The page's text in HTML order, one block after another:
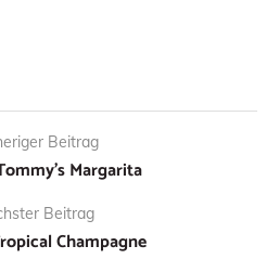
Beitrag
Margarita
Beitrag
Champagne